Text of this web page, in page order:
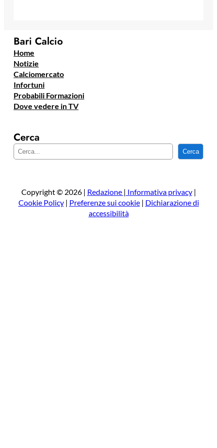
Bari Calcio
Home
Notizie
Calciomercato
Infortuni
Probabili Formazioni
Dove vedere in TV
Cerca
e
a
Cerca
Copyright © 2026 | Redazione | Informativa privacy|
Cookie Policy| Preferenze sui cookie| Dichiarazione di
accessibilità